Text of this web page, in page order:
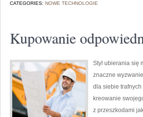
CATEGORIES: NOWE TECHNOLOGIE
Kupowanie
Styl ubierania się
znaczne
dla siebie
kreowanie
z przeszkodami